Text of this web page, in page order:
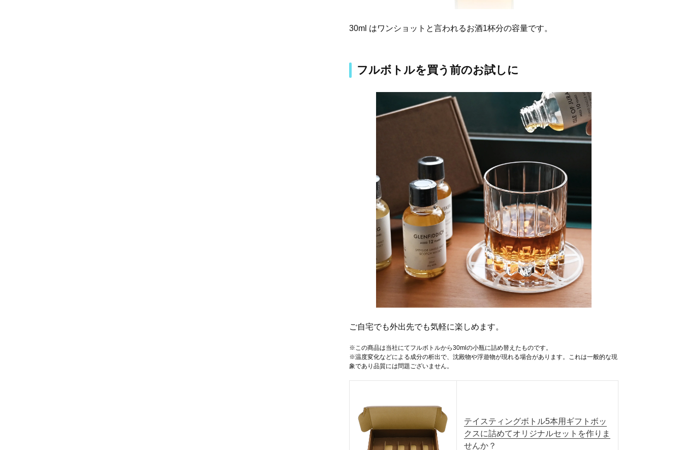
30ml はワンショットと言われるお酒1杯分の容量です。
フルボトルを買う前のお試しに
ご自宅でも外出先でも気軽に楽しめます。
※この商品は当社にてフルボトルから30mlの小瓶に詰め替えたものです。
※温度変化などによる成分の析出で、沈殿物や浮遊物が現れる場合があります。これは一般的な現
象であり品質には問題ございません。
テイスティングボトル5本用ギフトボッ
クスに詰めてオリジナルセットを作りま
せんか？